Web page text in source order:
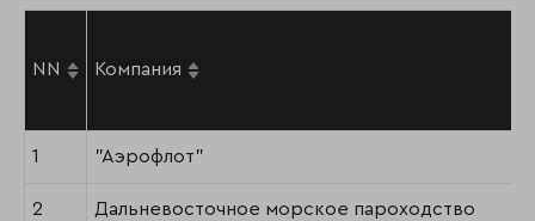
NN Компания
1 "Аэрофлот"
2 Дальневосточное морское пароходство